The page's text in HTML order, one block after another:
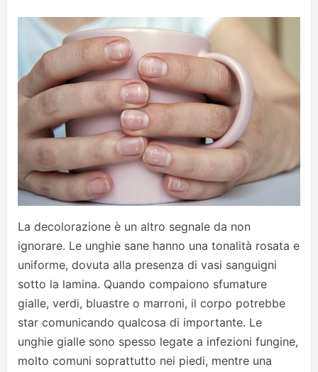
La decolorazione è un altro segnale da non
ignorare. Le unghie sane hanno una tonalità rosata e
uniforme, dovuta alla presenza di vasi sanguigni
sotto la lamina. Quando compaiono sfumature
gialle, verdi, bluastre o marroni, il corpo potrebbe
star comunicando qualcosa di importante. Le
unghie gialle sono spesso legate a infezioni fungine,
molto comuni soprattutto nei piedi, mentre una